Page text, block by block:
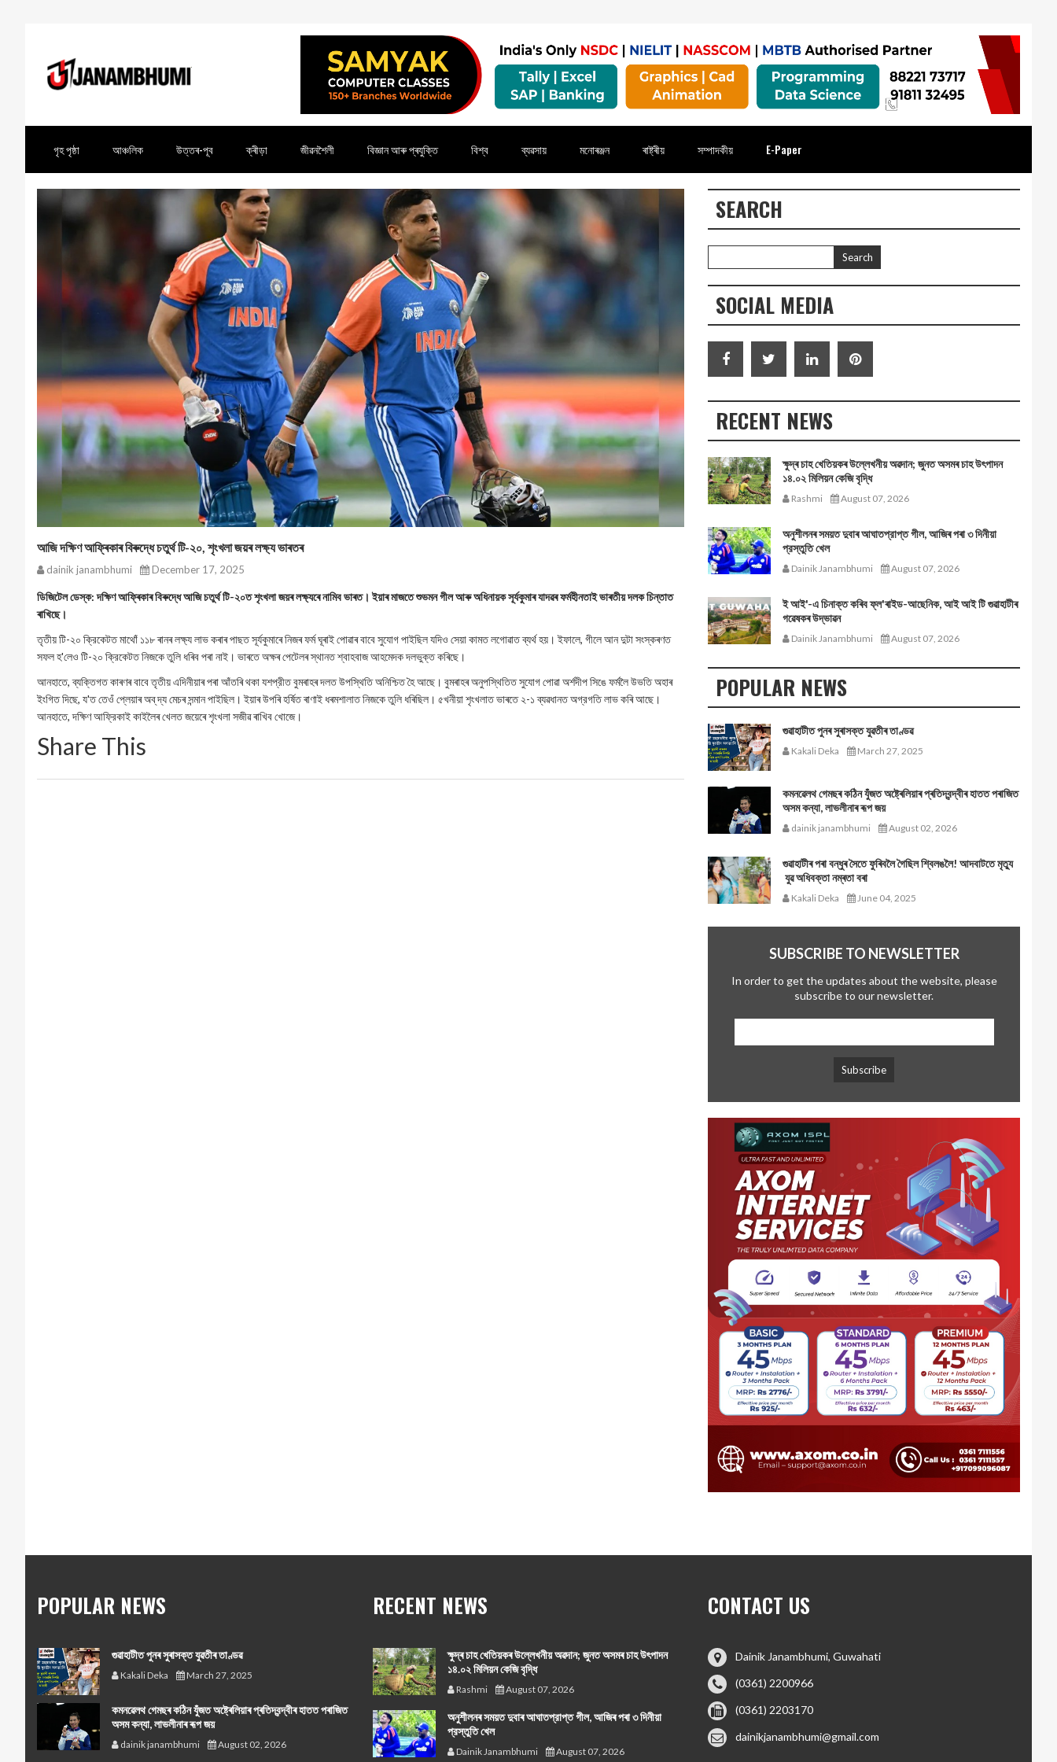
গৃহ পৃষ্ঠা আঞ্চলিক উত্তৰ-পূব ক্ৰীড়া জীৱনশৈলী বিজ্ঞান আৰু প্ৰযুক্তি বিশ্ব ব্যৱসায় মনোৰঞ্জন ৰাষ্ট্ৰীয় সম্পাদকীয় E-Paper
আজি দক্ষিণ আফ্ৰিকাৰ বিৰুদ্ধে চতুৰ্থ টি-২০, শৃংখলা জয়ৰ লক্ষ্য ভাৰতৰ
dainik janambhumi December 17, 2025
ডিজিটেল ডেস্ক: দক্ষিণ আফ্ৰিকাৰ বিৰুদ্ধে আজি চতুর্থ টি-২০ত শৃংখলা জয়ৰ লক্ষ্যৰে নামিব ভাৰত। ইয়াৰ মাজতে শুভমন গীল আৰু অধিনায়ক সূর্যকুমাৰ যাদৱৰ ফৰ্মহীনতাই ভাৰতীয় দলক চিন্তাত
ৰাখিছে।
তৃতীয় টি-২০ ক্রিকেটত মাথোঁ ১১৮ ৰানৰ লক্ষ্য লাভ কৰাৰ পাছত সূর্যকুমাৰে নিজৰ ফৰ্ম ঘূৰাই পোৱাৰ বাবে সুযোগ পাইছিল যদিও সেয়া কামত লগোৱাত ব্যর্থ হয়। ইফালে, গীলে আন দুটা সংস্কৰণত
সফল হ'লেও টি-২০ ক্রিকেটত নিজকে তুলি ধৰিব পৰা নাই। ভাৰতে অক্ষৰ পেটেলৰ স্থানত শ্বাহবাজ আহমেদক দলভুক্ত কৰিছে।
আনহাতে, ব্যক্তিগত কাৰণৰ বাবে তৃতীয় এদিনীয়াৰ পৰা আঁতৰি থকা যশপ্রীত বুমৰাহৰ দলত উপস্থিতি অনিশ্চিত হৈ আছে। বুমৰাহৰ অনুপস্থিতিত সুযোগ পোৱা অর্শদীপ সিঙে ফর্মলৈ উভতি অহাৰ
ইংগিত দিছে, য'ত তেওঁ প্লেয়াৰ অব্ দ্য মেচৰ সন্মান পাইছিল। ইয়াৰ উপৰি হৰ্ষিত ৰাণাই ধৰমশালাত নিজকে তুলি ধৰিছিল। ৫খনীয়া শৃংখলাত ভাৰতে ২-১ ব্যৱধানত অগ্রগতি লাভ কৰি আছে।
আনহাতে, দক্ষিণ আফ্রিকাই কাইলৈৰ খেলত জয়েৰে শৃংখলা সজীৱ ৰাখিব খোজে।
Share This
SEARCH
SOCIAL MEDIA
RECENT NEWS
ক্ষুদ্ৰ চাহ খেতিয়কৰ উল্লেখনীয় অৱদান; জুনত অসমৰ চাহ উৎপাদন
১৪.০২ মিলিয়ন কেজি বৃদ্ধি
Rashmi August 07, 2026
অনুশীলনৰ সময়ত দুবাৰ আঘাতপ্রাপ্ত গীল, আজিৰ পৰা ৩ দিনীয়া
প্রস্তুতি খেল
Dainik Janambhumi August 07, 2026
ই আই'-এ চিনাক্ত কৰিব ফ্ল'ৰাইড-আছেনিক, আই আই টি গুৱাহাটীৰ
গৱেষকৰ উদ্ভাৱন
Dainik Janambhumi August 07, 2026
POPULAR NEWS
গুৱাহাটীত পুনৰ সুৰাসক্ত যুৱতীৰ তাণ্ডৱ
Kakali Deka March 27, 2025
কমনৱেলথ গেমছৰ কঠিন যুঁজত অষ্ট্ৰেলিয়াৰ প্ৰতিদ্বন্দ্বীৰ হাতত পৰাজিত
অসম কন্যা, লাভলীনাৰ ৰূপ জয়
dainik janambhumi August 02, 2026
গুৱাহাটীৰ পৰা বন্ধুৰ সৈতে ফুৰিবলৈ গৈছিল শ্বিলঙলৈ! আদবাটতে মৃত্যু
যুৱ অধিবক্তা নম্ৰতা বৰা
Kakali Deka June 04, 2025
SUBSCRIBE TO NEWSLETTER
In order to get the updates about the website, please
subscribe to our newsletter.
POPULAR NEWS
গুৱাহাটীত পুনৰ সুৰাসক্ত যুৱতীৰ তাণ্ডৱ
Kakali Deka March 27, 2025
কমনৱেলথ গেমছৰ কঠিন যুঁজত অষ্ট্ৰেলিয়াৰ প্ৰতিদ্বন্দ্বীৰ হাতত পৰাজিত
অসম কন্যা, লাভলীনাৰ ৰূপ জয়
dainik janambhumi August 02, 2026
RECENT NEWS
ক্ষুদ্ৰ চাহ খেতিয়কৰ উল্লেখনীয় অৱদান; জুনত অসমৰ চাহ উৎপাদন
১৪.০২ মিলিয়ন কেজি বৃদ্ধি
Rashmi August 07, 2026
অনুশীলনৰ সময়ত দুবাৰ আঘাতপ্রাপ্ত গীল, আজিৰ পৰা ৩ দিনীয়া
প্রস্তুতি খেল
Dainik Janambhumi August 07, 2026
CONTACT US
Dainik Janambhumi, Guwahati
(0361) 2200966
(0361) 2203170
dainikjanambhumi@gmail.com